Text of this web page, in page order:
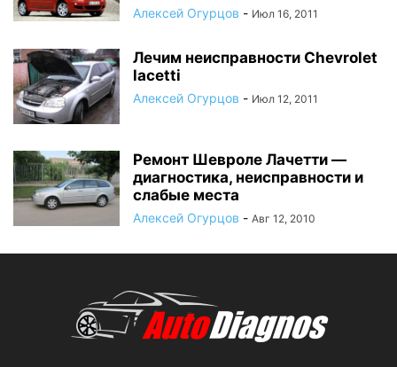
Алексей Огурцов - Июл 16, 2011
Лечим неисправности Chevrolet
lacetti
Алексей Огурцов - Июл 12, 2011
Ремонт Шевроле Лачетти —
диагностика, неисправности и
слабые места
Алексей Огурцов - Авг 12, 2010